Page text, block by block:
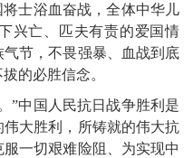
士浴血奋战，全体中华儿
兴亡、匹夫有责的爱国情
节，不畏强暴、血战到底
的必胜信念。
中国人民抗日战争胜利是
大胜利，所铸就的伟大抗
一切艰难险阻、为实现中